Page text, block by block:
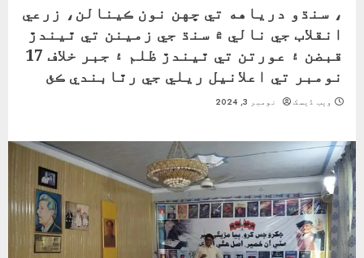
، سنڌو درياهه تي ڇهن نون ڪينالن، زرعي
انقلاب جي نالي ۾ سنڌ جي زمينن تي ٿيندڙ
قبضن ۽ عورتن تي ٿيندڙ ظلم ۽ جبر خلاف 17
نومبر تي اعلانيل ريلي جي رٿابندي ڪئ
ویب ڈیسک نومبر 3, 2024